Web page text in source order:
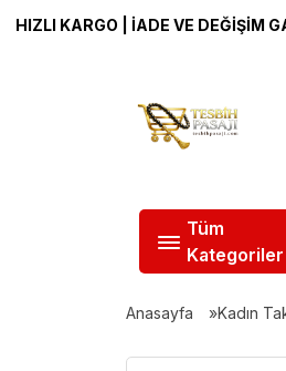
| İADE VE DEĞİŞİM
Tüm
Kategoriler
Anasayfa Kadın